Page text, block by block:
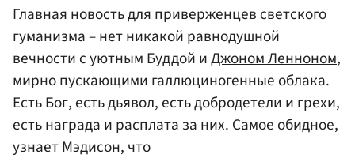
Главная новость для приверженцев светского
гуманизма – нет никакой равнодушной
вечности с уютным Буддой иДжоном Ленноном,
мирно пускающими галлюциногенные облака.
Есть Бог, есть дьявол, есть добродетели и грехи,
есть награда и расплата за них. Самое обидное,
узнает Мэдисон, что